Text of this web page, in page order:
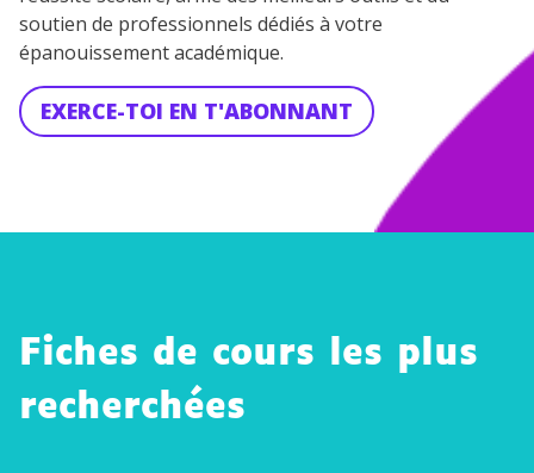
soutien de professionnels dédiés à votre
épanouissement académique.
EXERCE-TOI EN T'ABONNANT
Fiches de cours les plus
recherchées